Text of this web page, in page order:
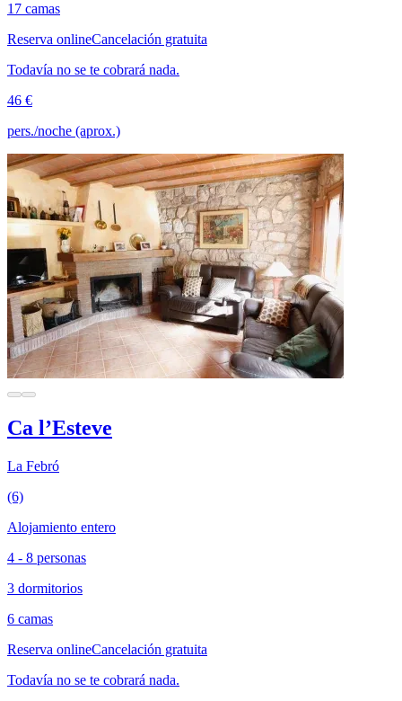
17 camas
Reserva onlineCancelación gratuita
Todavía no se te cobrará nada.
46 €
pers./noche (aprox.)
Ca l’Esteve
La Febró
(6)
Alojamiento entero
4 - 8 personas
3 dormitorios
6 camas
Reserva onlineCancelación gratuita
Todavía no se te cobrará nada.